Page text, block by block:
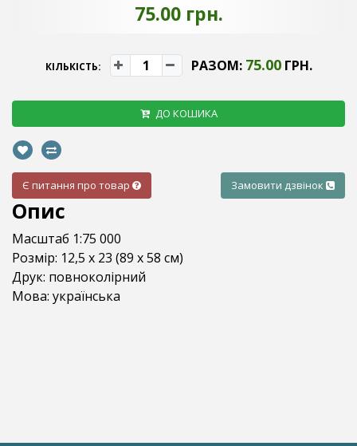
75.00 грн.
КІЛЬКІСТЬ: РАЗОМ: 75.00ГРН.
ДО КОШИКА
Є питання про товар Замовити дзвінок
Опис
Масштаб 1:75 000
Розмір: 12,5 x 23 (89 х 58 см)
Друк: повноколірний
Мова: українська